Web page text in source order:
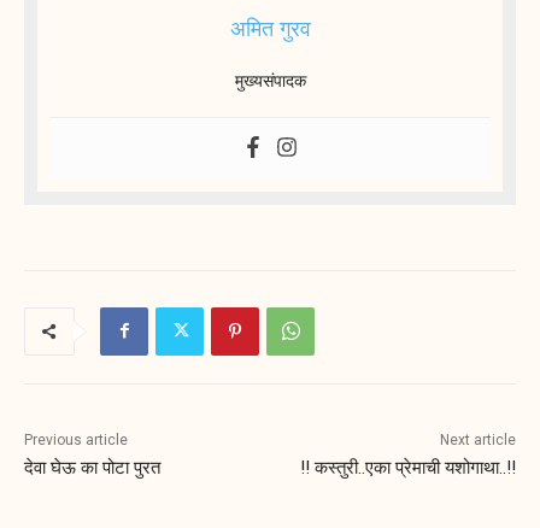
अमित गुरव
मुख्यसंपादक
Previous article
देवा घेऊ का पोटा पुरत
Next article
!! कस्तुरी..एका प्रेमाची यशोगाथा..!!